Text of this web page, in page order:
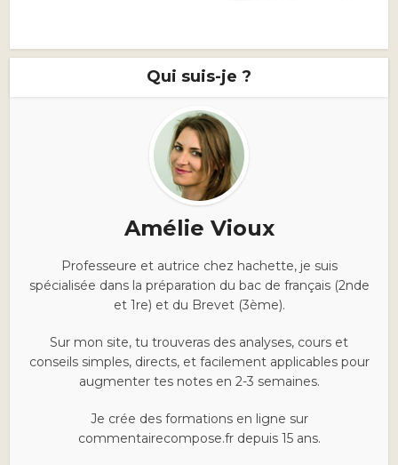
Qui suis-je ?
Amélie Vioux
Professeure et autrice chez hachette, je suis
spécialisée dans la préparation du bac de français (2nde
et 1re) et du Brevet (3ème).
Sur mon site, tu trouveras des analyses, cours et
conseils simples, directs, et facilement applicables pour
augmenter tes notes en 2-3 semaines.
Je crée des formations en ligne sur
commentairecompose.fr depuis 15 ans.